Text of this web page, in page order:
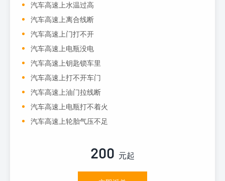
汽车高速上水温过高
汽车高速上离合线断
汽车高速上门打不开
汽车高速上电瓶没电
汽车高速上钥匙锁车里
汽车高速上打不开车门
汽车高速上油门拉线断
汽车高速上电瓶打不着火
汽车高速上轮胎气压不足
200 元起